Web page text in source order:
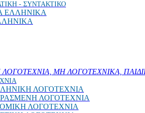
- ΣΥΝΤΑΚΤΙΚΟ
ΕΛΛΗΝΙΚΑ
ΜΗ ΛΟΓΟΤΕΧΝΙΚΑ,
ΛΟΓΟΤΕΧΝΙΑ
ΛΟΓΟΤΕΧΝΙΑ
ΛΟΓΟΤΕΧΝΙΑ